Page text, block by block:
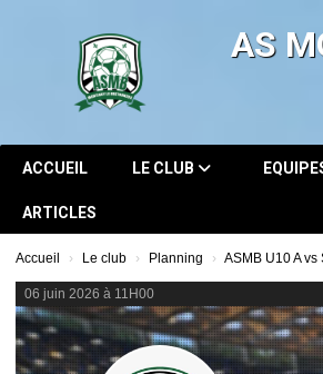
AS
ACCUEIL LE CLUB
ARTICLES
Accueil Le club Planning ASMB U10 A vs
06 juin 2026 à 11H00